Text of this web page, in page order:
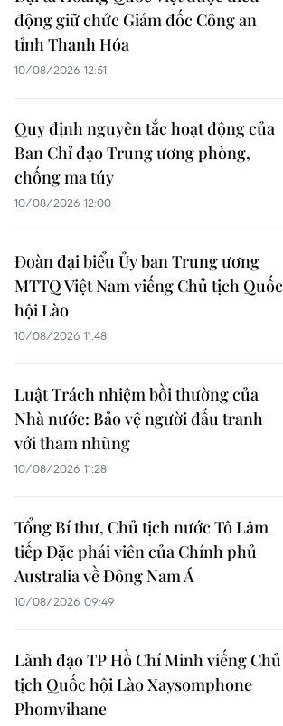
động giữ chức Giám đốc Công an
tỉnh Thanh Hóa
10/08/2026 12:51
Quy định nguyên tắc hoạt động của
Ban Chỉ đạo Trung ương phòng,
chống ma túy
10/08/2026 12:00
Đoàn đại biểu Ủy ban Trung ương
MTTQ Việt Nam viếng Chủ tịch Quốc
hội Lào
10/08/2026 11:48
Luật Trách nhiệm bồi thường của
Nhà nước: Bảo vệ người đấu tranh
với tham nhũng
10/08/2026 11:28
Tổng Bí thư, Chủ tịch nước Tô Lâm
tiếp Đặc phái viên của Chính phủ
Australia về Đông Nam Á
10/08/2026 09:49
Lãnh đạo TP Hồ Chí Minh viếng Chủ
tịch Quốc hội Lào Xaysomphone
Phomvihane